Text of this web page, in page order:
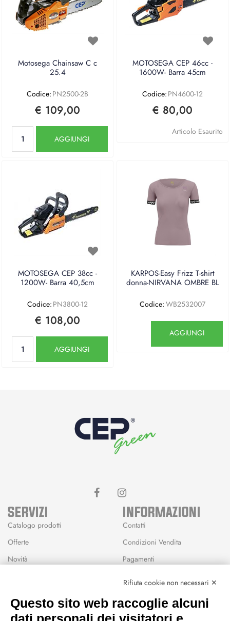
Motosega Chainsaw C c
25.4
Codice: PN2500-2B
€ 109,00
AGGIUNGI
MOTOSEGA CEP 46cc -
1600W- Barra 45cm
Codice: PN4600-12
€ 80,00
Articolo Esaurito
MOTOSEGA CEP 38cc -
1200W- Barra 40,5cm
Codice: PN3800-12
€ 108,00
AGGIUNGI
KARPOS-Easy Frizz T-shirt
donna-NIRVANA OMBRE BL
Codice: WB2532007
AGGIUNGI
SERVIZI
Catalogo prodotti
Offerte
Novità
Wishlist
INFORMAZIONI
Contatti
Condizioni Vendita
Pagamenti
Rifiuta cookie non necessari ✕
Questo sito web raccoglie alcuni